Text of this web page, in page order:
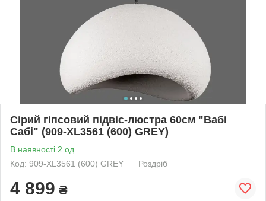
Сірий гіпсовий підвіс-люстра 60см "Вабі
Сабі" (909-XL3561 (600) GREY)
В наявності 2 од.
Код: 909-XL3561 (600) GREY
Роздріб
4 899 ₴